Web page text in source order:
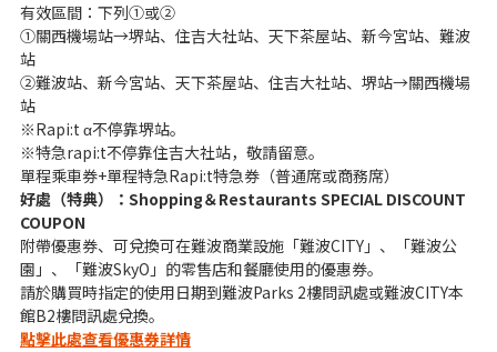
有效區間：下列①或②
①關西機場站→堺站、住吉大社站、天下茶屋站、新今宮站、難波
站
②難波站、新今宮站、天下茶屋站、住吉大社站、堺站→關西機場
站
※Rapi:t α不停靠堺站。
※特急rapi:t不停靠住吉大社站，敬請留意。
單程乘車券+單程特急Rapi:t特急券（普通席或商務席）
好處（特典）：Shopping＆Restaurants SPECIAL DISCOUNT
COUPON
附帶優惠券、可兌換可在難波商業設施「難波CITY」、「難波公
園」、「難波SkyO」的零售店和餐廳使用的優惠券。
請於購買時指定的使用日期到難波Parks 2樓問訊處或難波CITY本
館B2樓問訊處兌換。
點擊此處查看優惠券詳情